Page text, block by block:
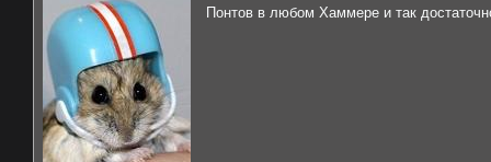
Понтов в любом Хаммере и так